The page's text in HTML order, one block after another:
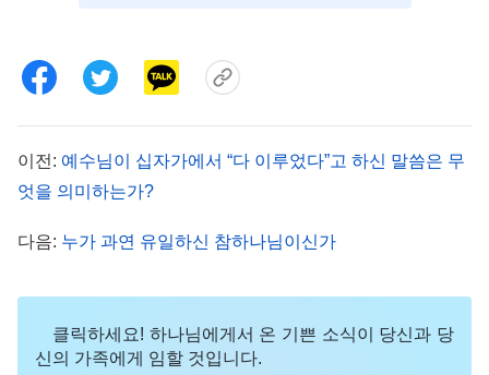
니다. 『예수는 사람들 가운데 와서 수많은 사역을
하고 사람의 속죄 제물이 되었을 뿐, 사람의 패괴 성
품을 다 벗기지는 않았다. 사람을 사탄의 권세 아래
람의 죄를 담당해야 할 뿐만 아니라, 하나님이 더 큰
사역을 하여 사탄에 의해 패괴된 사람의 성품을 완전
히 벗겨야 한다. 그래서 하나님은 사람이 죄 사함을
받은 후 다시 성육신하여 사람을 새 시대로 인도하
이전: 예수님이 십자가에서 “다 이루었다”고 하신 말씀은 무
엇을 의미하는가?
다음: 누가 과연 유일하신 참하나님이신가
클릭하세요! 하나님에게서 온 기쁜 소식이 당신과 당
신의 가족에게 임할 것입니다.